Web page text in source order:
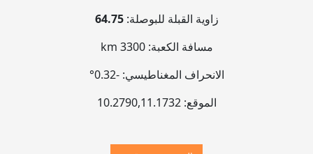
زاوية القبلة للبوصلة:64.75
مسافة الكعبة:3300 km
الانحراف المغناطيسي:-0.32°
الموقع:
10.2790,11.1732